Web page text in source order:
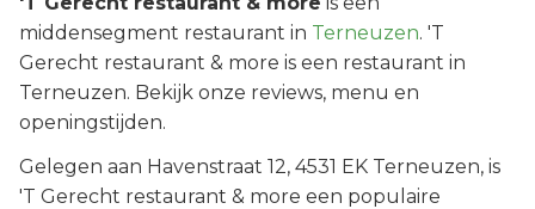
middensegment restaurant in Terneuzen. 'T
Gerecht restaurant & more is een restaurant in
Terneuzen. Bekijk onze reviews, menu en
openingstijden.
Gelegen aan Havenstraat 12, 4531 EK Terneuzen, is
'T Gerecht restaurant & more een populaire